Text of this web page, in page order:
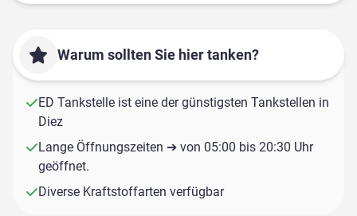
Warum sollten Sie hier tanken?
ED Tankstelle ist eine der günstigsten Tankstellen in
Diez
Lange Öffnungszeiten ➔ von 05:00 bis 20:30 Uhr
geöffnet.
Diverse Kraftstoffarten verfügbar